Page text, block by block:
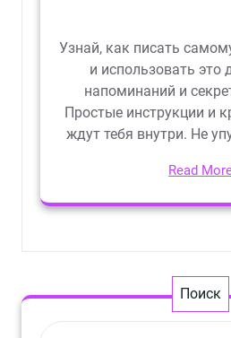
Узнай, как писать
и использовать это
напоминаний и
Простые инструкции и
ждут тебя внутри. Не
Read
Поиск